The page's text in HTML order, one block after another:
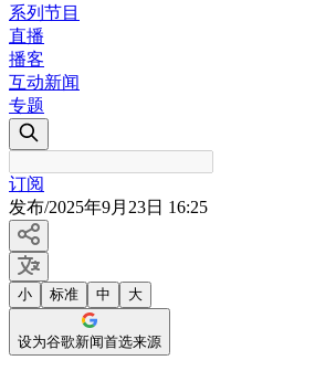
系列节目
直播
播客
互动新闻
专题
订阅
发布/2025年9月23日 16:25
小 标准 中 大
设为谷歌新闻首选来源